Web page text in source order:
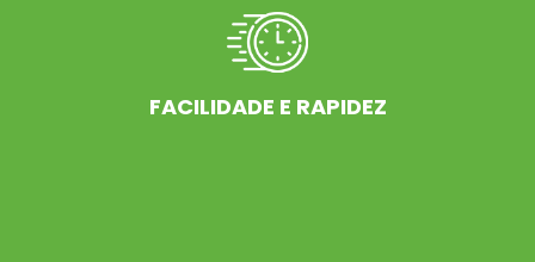
FACILIDADE E RAPIDEZ